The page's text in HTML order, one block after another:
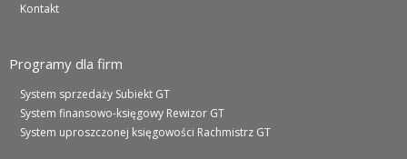
Kontakt
Programy dla firm
System sprzedaży Subiekt GT
System finansowo-księgowy Rewizor GT
System uproszczonej księgowości Rachmistrz GT